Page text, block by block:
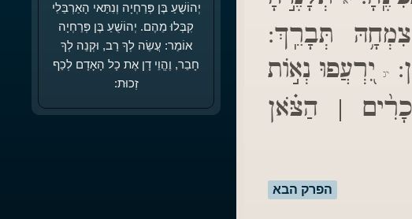
צִמְחָ֥הּ תְּבָרֵֽךְ:
יגיִ֭רְעֲפוּ נְא֣וֹת
| הַצֹּ֗אן
הפרק הבא
יְהוֹשֻׁעַ בֶּן פְּרַחְיָה וְנִתַּאי הָאַרְבֵּלִי
קִבְּלוּ מֵהֶם. יְהוֹשֻׁעַ בֶּן פְּרַחְיָה
אוֹמֵר: עֲשֵׂה לְךָ רַב, וּקְנֵה לְךָ
חָבֵר, וֶהֱוֵי דָן אֶת כָל הָאָדָם לְכַף
זְכוּת: